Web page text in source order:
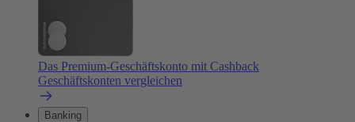
Das Premium-Geschäftskonto mit Cashback
Geschäftskonten vergleichen
Banking